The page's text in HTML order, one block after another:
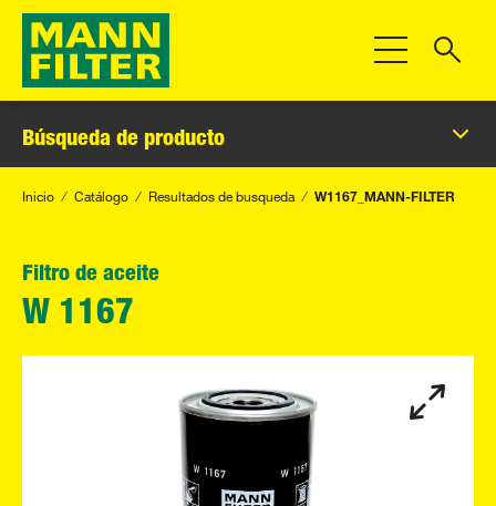
Toggle
Búsqueda de producto
Inicio Catálogo Resultados de busqueda W1167_MANN-FILTER
Filtro de aceite
W 1167